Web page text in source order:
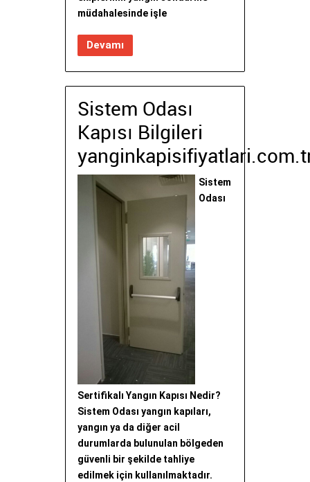
müdahalesinde işle
Devamı
Sistem Odası
Kapısı Bilgileri
Sistem
Odası
Sertifikalı Yangın Kapısı Nedir?
Sistem Odası yangın kapıları,
yangın ya da diğer acil
durumlarda bulunulan bölgeden
güvenli bir şekilde tahliye
edilmek için kullanılmaktadır.